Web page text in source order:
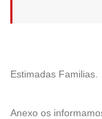
Estimadas Familias.
Anexo os